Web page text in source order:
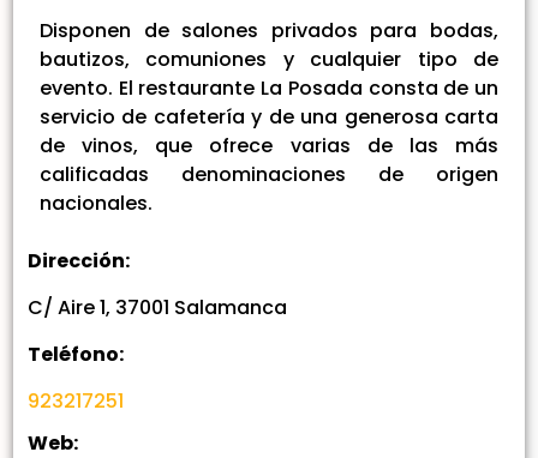
Disponen de salones privados para bodas,
bautizos, comuniones y cualquier tipo de
evento. El restaurante La Posada consta de un
servicio de cafetería y de una generosa carta
de vinos, que ofrece varias de las más
calificadas denominaciones de origen
nacionales.
Dirección:
C/ Aire 1, 37001 Salamanca
Teléfono:
923217251
Web: